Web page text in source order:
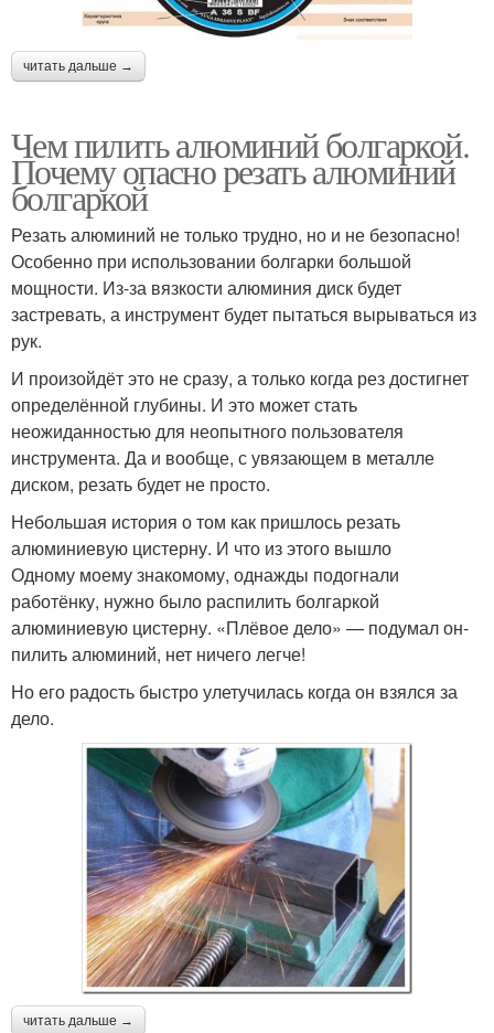
читать дальше →
Чем пилить алюминий болгаркой.
Почему опасно резать алюминий
болгаркой
Резать алюминий не только трудно, но и не безопасно!
Особенно при использовании болгарки большой
мощности. Из-за вязкости алюминия диск будет
застревать, а инструмент будет пытаться вырываться из
рук.
И произойдёт это не сразу, а только когда рез достигнет
определённой глубины. И это может стать
неожиданностью для неопытного пользователя
инструмента. Да и вообще, с увязающем в металле
диском, резать будет не просто.
Небольшая история о том как пришлось резать
алюминиевую цистерну. И что из этого вышло
Одному моему знакомому, однажды подогнали
работёнку, нужно было распилить болгаркой
алюминиевую цистерну. «Плёвое дело» — подумал он-
пилить алюминий, нет ничего легче!
Но его радость быстро улетучилась когда он взялся за
дело.
читать дальше →